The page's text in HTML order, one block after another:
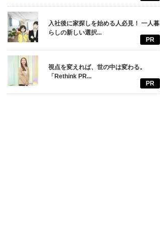
入社後に家探しを始める人必見！ 一人暮
らしの新しい選択...
PR
視点を変えれば、世の中は変わる。
「Rethink PR...
PR